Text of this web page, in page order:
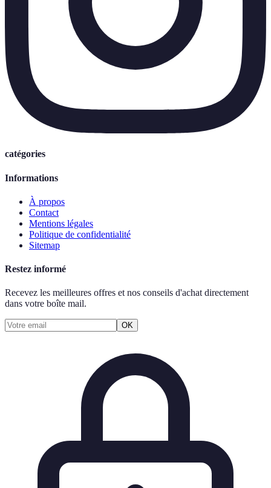
catégories
Informations
À propos
Contact
Mentions légales
Politique de confidentialité
Sitemap
Restez informé
Recevez les meilleures offres et nos conseils d'achat directement
dans votre boîte mail.
OK